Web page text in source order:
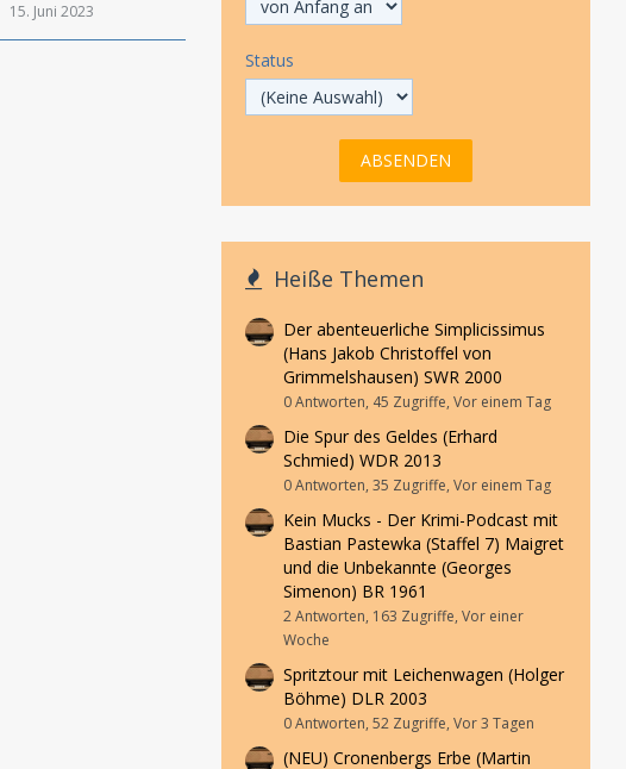
15. Juni 2023
Status
Heiße Themen
Der abenteuerliche Simplicissimus
(Hans Jakob Christoffel von
Grimmelshausen) SWR 2000
0 Antworten, 45 Zugriffe, Vor einem Tag
Die Spur des Geldes (Erhard
Schmied) WDR 2013
0 Antworten, 35 Zugriffe, Vor einem Tag
Kein Mucks - Der Krimi-Podcast mit
Bastian Pastewka (Staffel 7) Maigret
und die Unbekannte (Georges
Simenon) BR 1961
2 Antworten, 163 Zugriffe, Vor einer
Woche
Spritztour mit Leichenwagen (Holger
Böhme) DLR 2003
0 Antworten, 52 Zugriffe, Vor 3 Tagen
(NEU) Cronenbergs Erbe (Martin